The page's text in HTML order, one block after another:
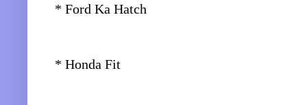
* Ford Ka Hatch
* Honda Fit